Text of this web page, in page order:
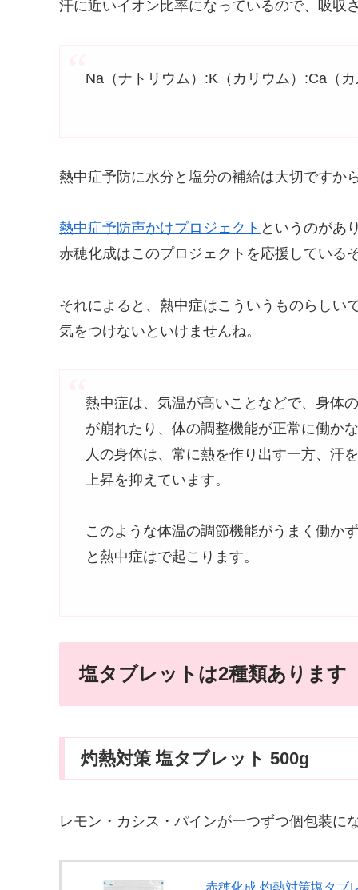
汗に近いイオン比率になっているので、吸収
Na（ナトリウム）:K（カリウム）:Ca（
熱中症予防に水分と塩分の補給は大切ですか
熱中症予防声かけプロジェクト というのがあ
赤穂化成はこのプロジェクトを応援している
それによると、熱中症はこういうものらしい
気をつけないといけませんね。
熱中症は、気温が高いことなどで、身体
が崩れたり、体の調整機能が正常に働か
人の身体は、常に熱を作り出す一方、汗
上昇を抑えています。
このような体温の調節機能がうまく働か
と熱中症はで起こります。
塩タブレットは2種類あります
灼熱対策 塩タブレット 500g
レモン・カシス・パインが一つずつ個包装に